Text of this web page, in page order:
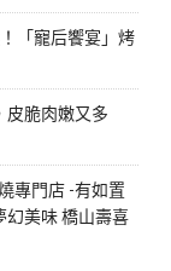
「寵后饗宴」烤
皮脆肉嫩又多
專門店 -有如置
幻美味 橋山壽喜